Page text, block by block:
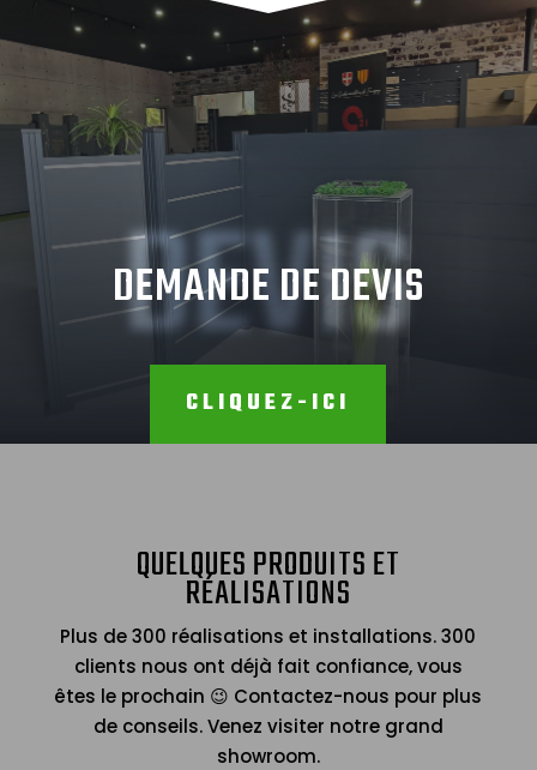
DEVIS
DEMANDE DE DEVIS
CLIQUEZ-ICI
QUELQUES PRODUITS ET
RÉALISATIONS
Plus de 300 réalisations et installations. 300
clients nous ont déjà fait confiance, vous
êtes le prochain 😉 Contactez-nous pour plus
de conseils. Venez visiter notre grand
showroom.